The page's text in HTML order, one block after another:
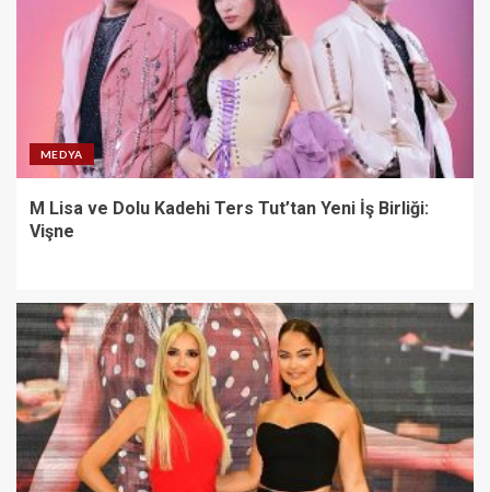
MEDYA
M Lisa ve Dolu Kadehi Ters Tut’tan Yeni İş Birliği:
Vişne